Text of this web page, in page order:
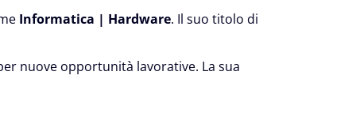
Informatica | Hardware. Il suo titolo di
nuove opportunità lavorative. La sua